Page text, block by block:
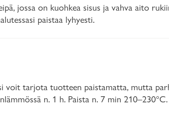
jossa on kuohkea sisus ja vahva aito
paistaa lyhyesti.
voit tarjota tuotteen paistamatta, mutta
n. 1 h. Paista n. 7 min